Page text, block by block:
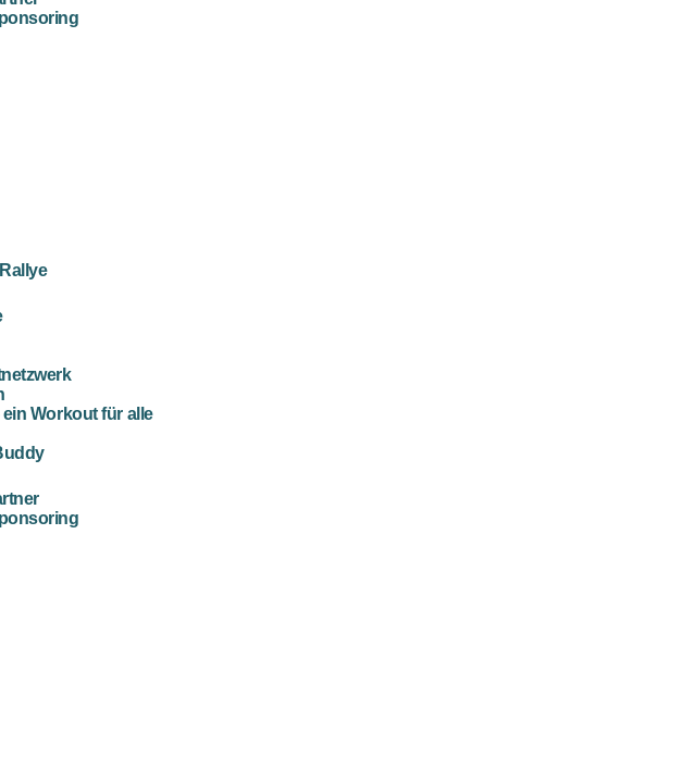
Workout für alle